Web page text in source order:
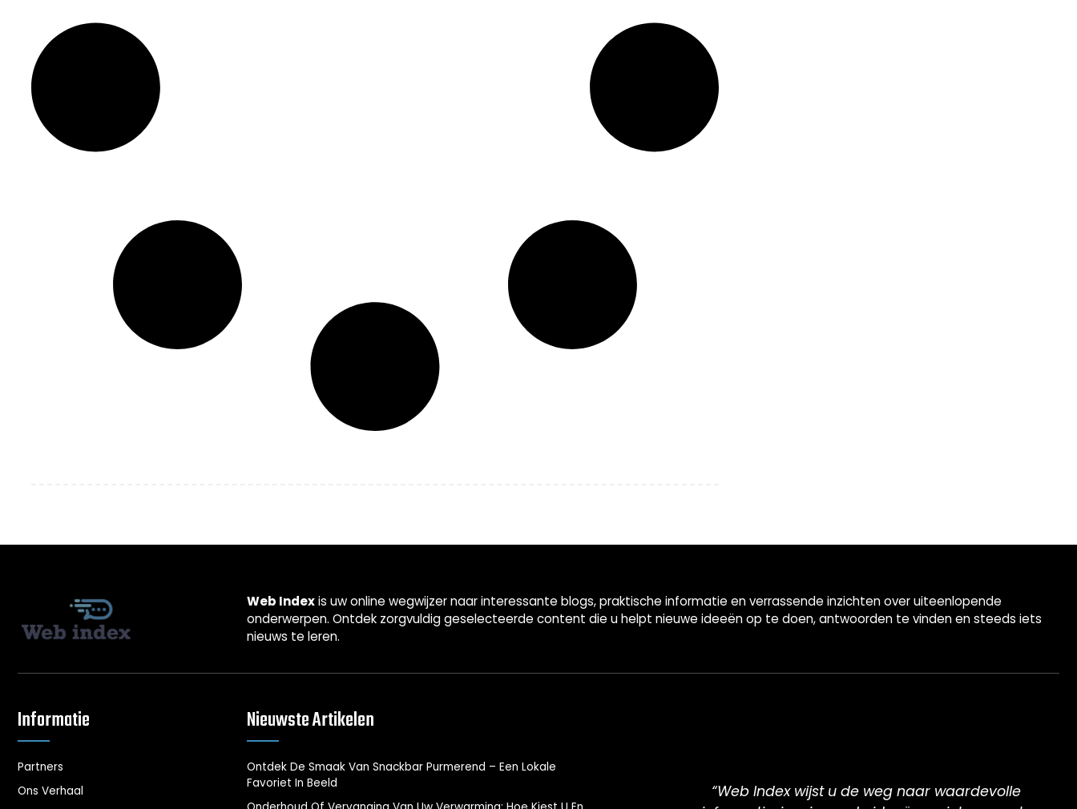
Web Indexis uw online wegwijzer naar interessante blogs, praktische informatie en verrassende inzichten over uiteenlopende
onderwerpen. Ontdek zorgvuldig geselecteerde content die u helpt nieuwe ideeën op te doen, antwoorden te vinden en steeds iets
nieuws te leren.
Informatie
Partners
Ons Verhaal
Nieuwste Artikelen
Ontdek De Smaak Van Snackbar Purmerend – Een Lokale
Favoriet In Beeld
“Web Index wijst u de weg naar waardevolle